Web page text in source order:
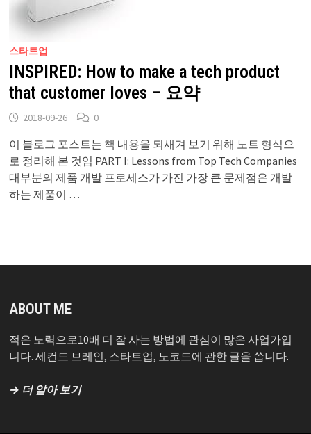
스타트업
INSPIRED: How to make a tech product
that customer loves – 요약
2018-09-26 0
이 블로그 포스트는 책 내용을 되새겨 보기 위해 노트 형식으
로 정리해 본 것임 PART I: Lessons from Top Tech Companies
대부분의 제품 개발 프로세스가 가진 가장 큰 문제점은 개발
하는 제품이 …
ABOUT ME
적은 노력으로10배 더 잘 사는 방법에 관심이 많은 사업가입
니다. 세컨드 브레인, 스타트업, 노코드에 관한 글을 씁니다.
→ 더 알아 보기